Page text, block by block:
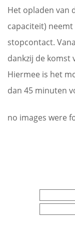
Het opladen van
capaciteit)
stopcontact.
dankzij de komst
Hiermee is het
dan 45 minuten
no images were